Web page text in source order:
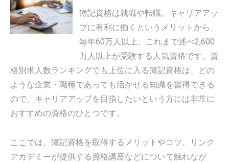
簿記資格は就職や転職、キャリアアッ
プに有利に働くというメリットから、
毎年60万人以上、これまで述べ2,600
万人以上が受験する人気資格です。資
格別求人数ランキングでも上位に入る簿記資格は、どの
ような企業・職種であっても活かせる知識を習得できる
ので、キャリアアップを目指したいという方には非常に
おすすめの資格のひとつです。
ここでは、簿記資格を取得するメリットやコツ、リンク
アカデミーが提供する資格講座などについて触れなが